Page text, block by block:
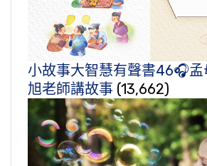
小故事大智慧有聲書46🎧孟
旭老師講故事 (13,662)